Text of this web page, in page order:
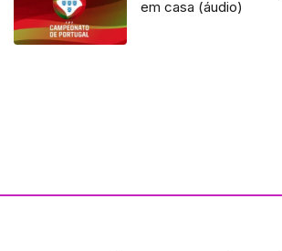
em casa (áudio)